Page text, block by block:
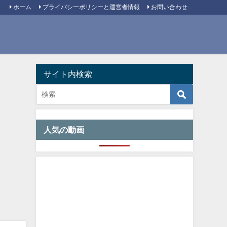
ホーム プライバシーポリシーと運営者情報 お問い合わせ
サイト内検索
人気の動画